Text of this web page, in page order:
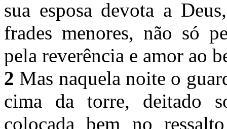
sua esposa devota a
frades menores, não só
pela reverência e amor ao
2 Mas naquela noite o
cima da torre, deitado
colocada bem no